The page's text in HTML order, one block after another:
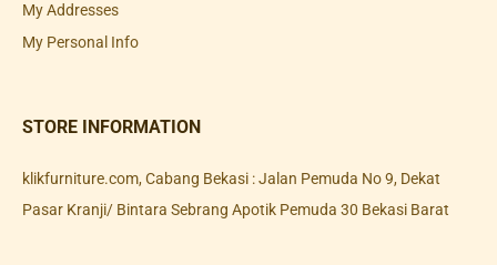
My Addresses
My Personal Info
STORE INFORMATION
klikfurniture.com, Cabang Bekasi : Jalan Pemuda No 9, Dekat
Pasar Kranji/ Bintara Sebrang Apotik Pemuda 30 Bekasi Barat